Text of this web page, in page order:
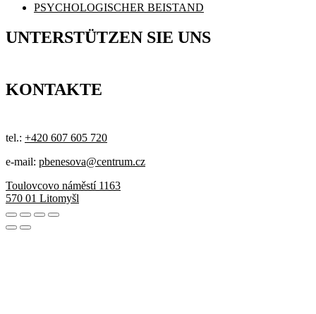
PSYCHOLOGISCHER BEISTAND
UNTERSTÜTZEN SIE UNS
KONTAKTE
tel.: +420 607 605 720
e-mail: pbenesova@centrum.cz
Toulovcovo náměstí 1163
570 01 Litomyšl